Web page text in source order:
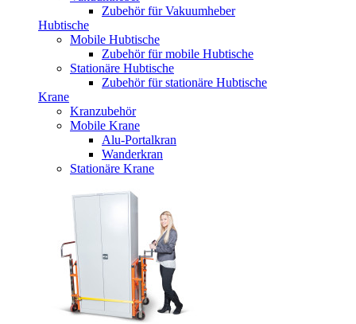
Zubehör für Vakuumheber
Hubtische
Mobile Hubtische
Zubehör für mobile Hubtische
Stationäre Hubtische
Zubehör für stationäre Hubtische
Krane
Kranzubehör
Mobile Krane
Alu-Portalkran
Wanderkran
Stationäre Krane